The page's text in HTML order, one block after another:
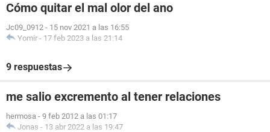
Cómo quitar el mal olor del ano
Jc09_0912 - 15 nov 2021 a las 16:55
Yomir - 17 feb 2023 a las 21:14
9 respuestas
me salio excremento al tener relaciones
hermosa - 9 feb 2012 a las 01:17
Jonas - 13 abr 2022 a las 19:47